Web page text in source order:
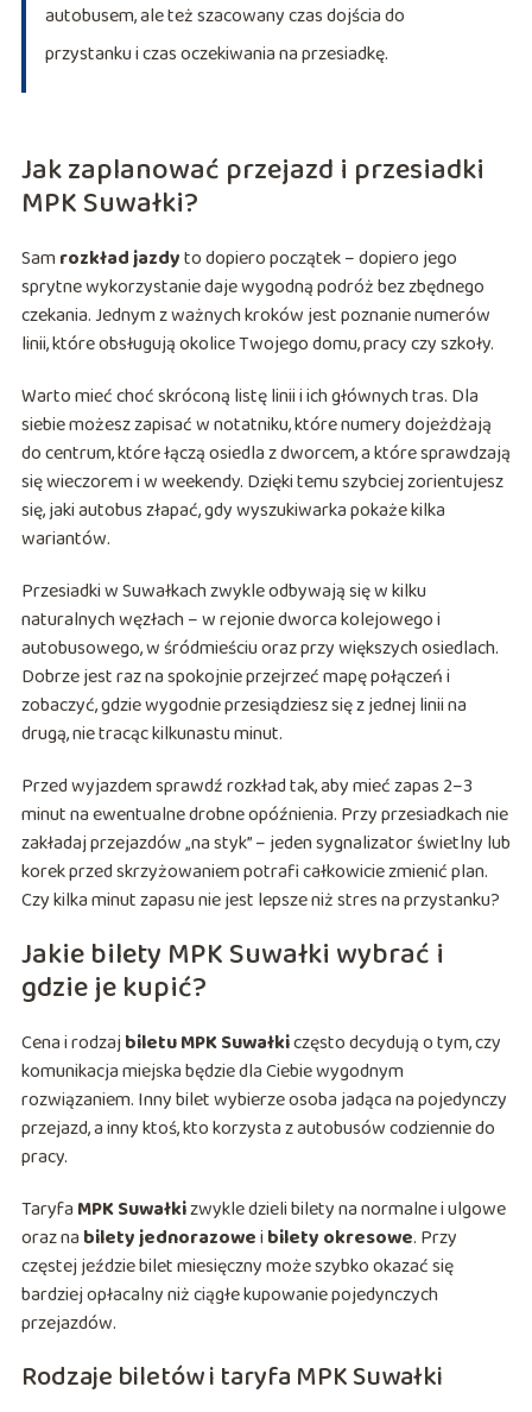
autobusem, ale też szacowany czas dojścia do
przystanku i czas oczekiwania na przesiadkę.
Jak zaplanować przejazd i przesiadki
MPK Suwałki?
Samrozkład jazdyto dopiero początek – dopiero jego
sprytne wykorzystanie daje wygodną podróż bez zbędnego
czekania. Jednym z ważnych kroków jest poznanie numerów
linii, które obsługują okolice Twojego domu, pracy czy szkoły.
Warto mieć choć skróconą listę linii i ich głównych tras. Dla
siebie możesz zapisać w notatniku, które numery dojeżdżają
do centrum, które łączą osiedla z dworcem, a które sprawdzają
się wieczorem i w weekendy. Dzięki temu szybciej zorientujesz
się, jaki autobus złapać, gdy wyszukiwarka pokaże kilka
wariantów.
Przesiadki w Suwałkach zwykle odbywają się w kilku
naturalnych węzłach – w rejonie dworca kolejowego i
autobusowego, w śródmieściu oraz przy większych osiedlach.
Dobrze jest raz na spokojnie przejrzeć mapę połączeń i
zobaczyć, gdzie wygodnie przesiądziesz się z jednej linii na
drugą, nie tracąc kilkunastu minut.
Przed wyjazdem sprawdź rozkład tak, aby mieć zapas 2–3
minut na ewentualne drobne opóźnienia. Przy przesiadkach nie
zakładaj przejazdów „na styk” – jeden sygnalizator świetlny lub
korek przed skrzyżowaniem potrafi całkowicie zmienić plan.
Czy kilka minut zapasu nie jest lepsze niż stres na przystanku?
Jakie bilety MPK Suwałki wybrać i
gdzie je kupić?
Cena i rodzajbiletu MPK Suwałkiczęsto decydują o tym, czy
komunikacja miejska będzie dla Ciebie wygodnym
rozwiązaniem. Inny bilet wybierze osoba jadąca na pojedynczy
przejazd, a inny ktoś, kto korzysta z autobusów codziennie do
pracy.
Taryfa MPK Suwałkizwykle dzieli bilety na normalne i ulgowe
oraz na bilety jednorazowei bilety okresowe. Przy
częstej jeździe bilet miesięczny może szybko okazać się
bardziej opłacalny niż ciągłe kupowanie pojedynczych
przejazdów.
Rodzaje biletów i taryfa MPK Suwałki